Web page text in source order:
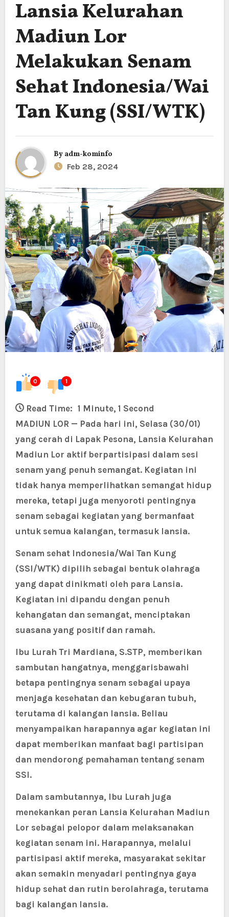
Lansia Kelurahan
Madiun Lor
Melakukan Senam
Sehat Indonesia/Wai
Tan Kung (SSI/WTK)
By adm-kominfo
Feb 28, 2024
0 1
Read Time: 1 Minute, 1 Second
MADIUN LOR — Pada hari ini, Selasa (30/01)
yang cerah di Lapak Pesona, Lansia Kelurahan
Madiun Lor aktif berpartisipasi dalam sesi
senam yang penuh semangat. Kegiatan ini
tidak hanya memperlihatkan semangat hidup
mereka, tetapi juga menyoroti pentingnya
senam sebagai kegiatan yang bermanfaat
untuk semua kalangan, termasuk lansia.
Senam sehat Indonesia/Wai Tan Kung
(SSI/WTK) dipilih sebagai bentuk olahraga
yang dapat dinikmati oleh para Lansia.
Kegiatan ini dipandu dengan penuh
kehangatan dan semangat, menciptakan
suasana yang positif dan ramah.
Ibu Lurah Tri Mardiana, S.STP, memberikan
sambutan hangatnya, menggarisbawahi
betapa pentingnya senam sebagai upaya
menjaga kesehatan dan kebugaran tubuh,
terutama di kalangan lansia. Beliau
menyampaikan harapannya agar kegiatan ini
dapat memberikan manfaat bagi partisipan
dan mendorong pemahaman tentang senam
SSI.
Dalam sambutannya, Ibu Lurah juga
menekankan peran Lansia Kelurahan Madiun
Lor sebagai pelopor dalam melaksanakan
kegiatan senam ini. Harapannya, melalui
partisipasi aktif mereka, masyarakat sekitar
akan semakin menyadari pentingnya gaya
hidup sehat dan rutin berolahraga, terutama
bagi kalangan lansia.